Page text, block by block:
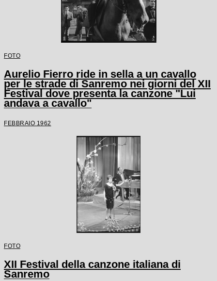
FOTO
Aurelio Fierro ride in sella a un cavallo
per le strade di Sanremo nei giorni del XII
Festival dove presenta la canzone "Lui
andava a cavallo"
FEBBRAIO 1962
FOTO
XII Festival della canzone italiana di
Sanremo